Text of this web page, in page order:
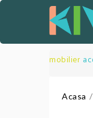
mobilier
Acasa